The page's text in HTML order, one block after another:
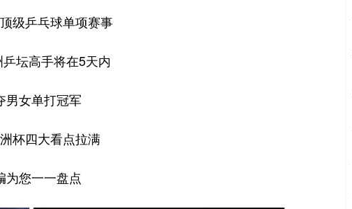
级乒乓球单项赛事
坛高手将在5天内
男女单打冠军
杯四大看点拉满
为您一一盘点